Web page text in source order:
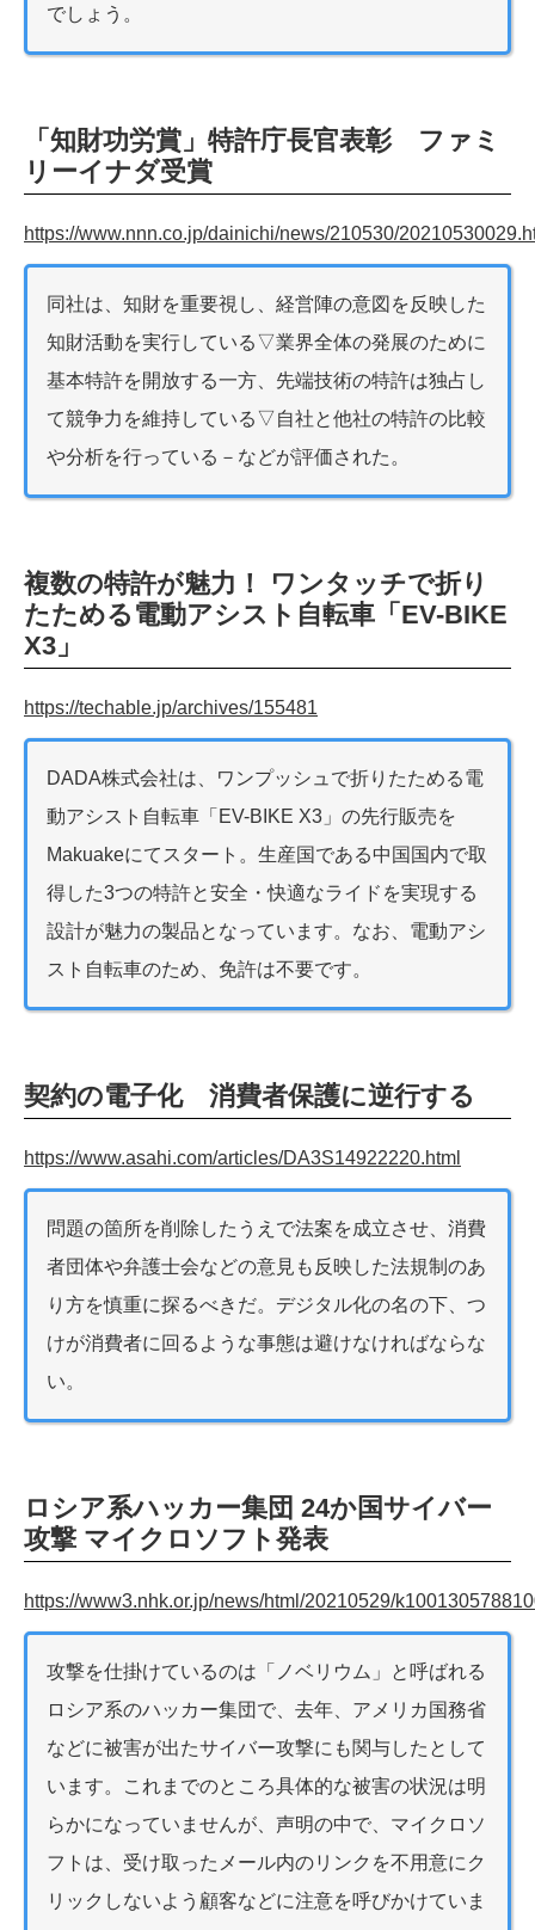
でしょう。
「知財功労賞」特許庁長官表彰 ファミ
リーイナダ受賞
https://www.nnn.co.jp/dainichi/news/210530/
同社は、知財を重要視し、経営陣の意図を反映した
知財活動を実行している▽業界全体の発展のために
基本特許を開放する一方、先端技術の特許は独占し
て競争力を維持している▽自社と他社の特許の比較
や分析を行っている－などが評価された。
複数の特許が魅力！ ワンタッチで折り
たためる電動アシスト自転車「EV-BIKE
X3」
https://techable.jp/archives/155481
DADA株式会社は、ワンプッシュで折りたためる電
動アシスト自転車「EV-BIKE X3」の先行販売を
Makuakeにてスタート。生産国である中国国内で取
得した3つの特許と安全・快適なライドを実現する
設計が魅力の製品となっています。なお、電動アシ
スト自転車のため、免許は不要です。
契約の電子化 消費者保護に逆行する
https://www.asahi.com/articles/DA3S14922220.html
問題の箇所を削除したうえで法案を成立させ、消費
者団体や弁護士会などの意見も反映した法規制のあ
り方を慎重に探るべきだ。デジタル化の名の下、つ
けが消費者に回るような事態は避けなければならな
い。
ロシア系ハッカー集団 24か国サイバー
攻撃 マイクロソフト発表
https://www3.nhk.or.jp/news/html/20210529/
攻撃を仕掛けているのは「ノベリウム」と呼ばれる
ロシア系のハッカー集団で、去年、アメリカ国務省
などに被害が出たサイバー攻撃にも関与したとして
います。これまでのところ具体的な被害の状況は明
らかになっていませんが、声明の中で、マイクロソ
フトは、受け取ったメール内のリンクを不用意にク
リックしないよう顧客などに注意を呼びかけていま